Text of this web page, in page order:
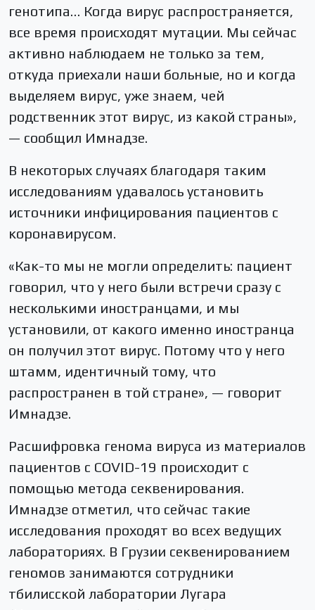
генотипа… Когда вирус распространяется,
все время происходят мутации. Мы сейчас
активно наблюдаем не только за тем,
откуда приехали наши больные, но и когда
выделяем вирус, уже знаем, чей
родственник этот вирус, из какой страны»,
— сообщил Имнадзе.
В некоторых случаях благодаря таким
исследованиям удавалось установить
источники инфицирования пациентов с
коронавирусом.
«Как-то мы не могли определить: пациент
говорил, что у него были встречи сразу с
несколькими иностранцами, и мы
установили, от какого именно иностранца
он получил этот вирус. Потому что у него
штамм, идентичный тому, что
распространен в той стране», — говорит
Имнадзе.
Расшифровка генома вируса из материалов
пациентов с COVID-19 происходит с
помощью метода секвенирования.
Имнадзе отметил, что сейчас такие
исследования проходят во всех ведущих
лабораториях. В Грузии секвенированием
геномов занимаются сотрудники
тбилисской лаборатории Лугара